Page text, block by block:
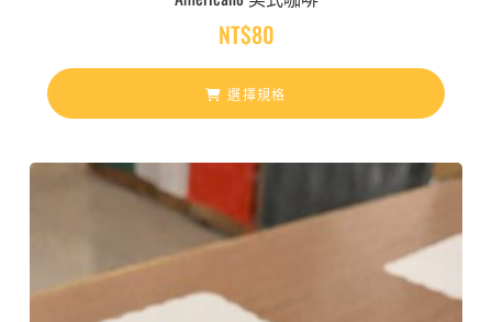
NT$80
選擇規格